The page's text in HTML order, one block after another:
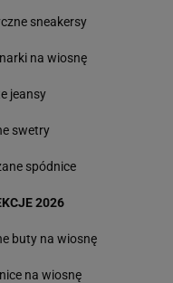
sneakersy
na wiosnę
jeansy
swetry
spódnice
2026
buty na wiosnę
na wiosnę